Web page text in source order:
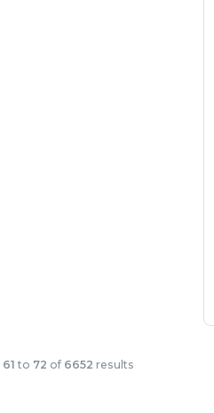
61 to 72 of 6652 results